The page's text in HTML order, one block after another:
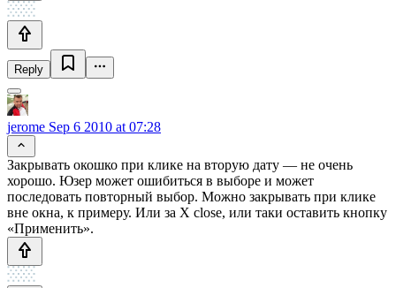
Reply
jerome Sep 6 2010 at 07:28
Закрывать окошко при клике на вторую дату — не очень
хорошо. Юзер может ошибиться в выборе и может
последовать повторный выбор. Можно закрывать при клике
вне окна, к примеру. Или за X close, или таки оставить кнопку
«Применить».